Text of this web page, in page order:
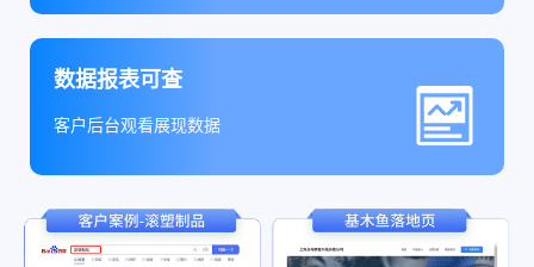
数据报表可查
客户后台观看展现数据